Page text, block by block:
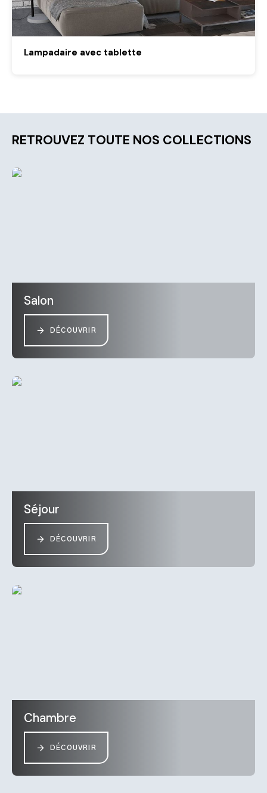
Lampadaire avec tablette
RETROUVEZ TOUTE NOS COLLECTIONS
Salon
DÉCOUVRIR
Séjour
DÉCOUVRIR
Chambre
DÉCOUVRIR